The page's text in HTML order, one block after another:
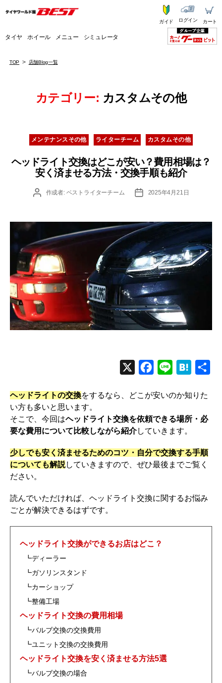
タイヤ ホイール メニュー シミュレータ
ガイド ログイン カート
TOP 店舗Blog一覧
カテゴリー: カスタムその他
カ
テ
リ
ー
メンテナンスその他 ライターチーム カスタムその他
ヘッドライト交換はどこが安い？費用相場は？
安く済ませる方法・交換手順も紹介
投
作成者: ベストライターチーム
投
2025年4月21日
c
o
k
n
ヘッドライトの交換をするなら、どこが安いのか知りた
い方も多いと思います。
そこで、今回はヘッドライト交換を依頼できる場所・必
要な費用について比較しながら紹介していきます。
少しでも安く済ませるためのコツ・自分で交換する手順
についても解説していきますので、ぜひ最後までご覧く
ださい。
読んでいただければ、ヘッドライト交換に関するお悩み
ごとが解決できるはずです。
ヘッドライト交換ができるお店はどこ？
┗ディーラー
┗ガソリンスタンド
┗カーショップ
┗整備工場
ヘッドライト交換の費用相場
┗バルブ交換の交換費用
┗ユニット交換の交換費用
ヘッドライト交換を安く済ませる方法5選
┗バルブ交換の場合